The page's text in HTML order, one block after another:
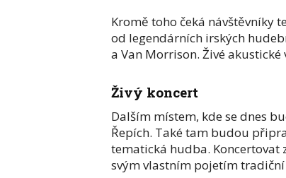
Kromě toho čeká návštěvníky
od legendárních irských
a Van Morrison. Živé
Živý koncert
Dalším místem, kde se dnes
Řepích. Také tam budou
tematická hudba. Koncertovat
svým vlastním pojetím